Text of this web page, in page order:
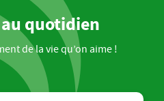
quotidien
de la vie qu’on aime !